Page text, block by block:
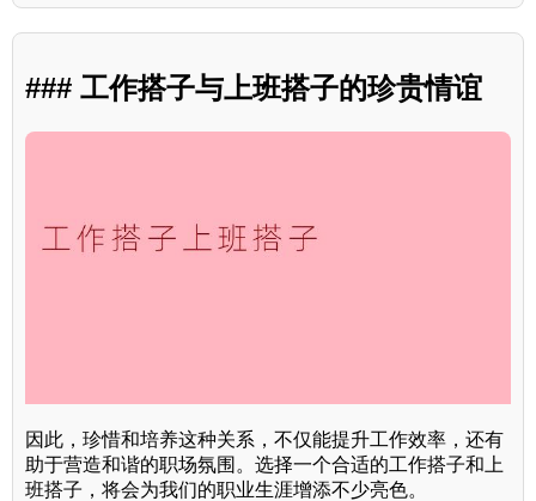
### 工作搭子与上班搭子的珍贵情谊
因此，珍惜和培养这种关系，不仅能提升工作效率，还有
助于营造和谐的职场氛围。选择一个合适的工作搭子和上
班搭子，将会为我们的职业生涯增添不少亮色。